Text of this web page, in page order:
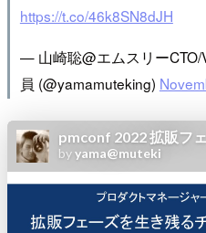
https://t.co/46k8SN8dJH
— 山崎聡@エムスリーCTO/
員 (@yamamuteking)